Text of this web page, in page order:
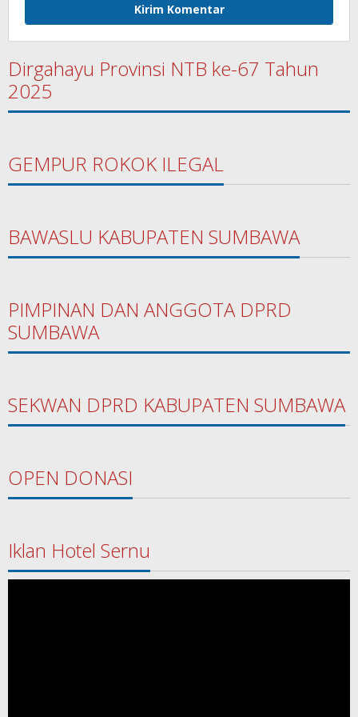
Dirgahayu Provinsi NTB ke-67 Tahun
2025
GEMPUR ROKOK ILEGAL
BAWASLU KABUPATEN SUMBAWA
PIMPINAN DAN ANGGOTA DPRD
SUMBAWA
SEKWAN DPRD KABUPATEN SUMBAWA
OPEN DONASI
Iklan Hotel Sernu